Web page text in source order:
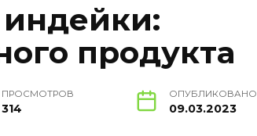
продукта
ПРОСМОТРОВ
314
ОПУБЛИКОВАНО
09.03.2023